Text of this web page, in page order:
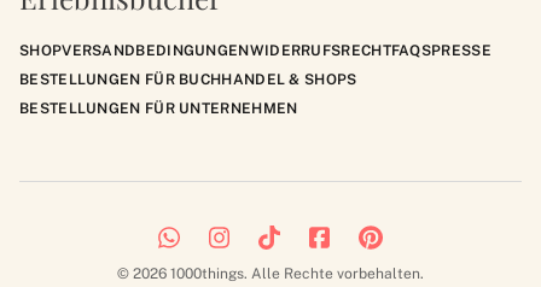
SHOPVERSANDBEDINGUNGENWIDERRUFSRECHTFAQSPRESSE
BESTELLUNGEN FÜR BUCHHANDEL & SHOPS
BESTELLUNGEN FÜR UNTERNEHMEN
© 2026 1000things. Alle Rechte vorbehalten.